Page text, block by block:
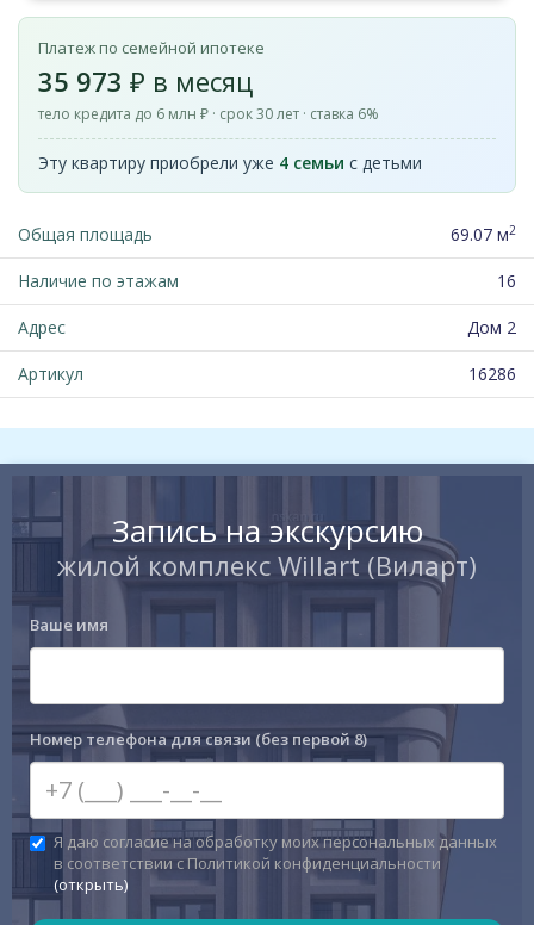
Платеж по семейной ипотеке
35 973 ₽ в месяц
тело кредита до 6 млн ₽ · срок 30 лет · ставка 6%
Эту квартиру приобрели уже 4 семьи с детьми
Общая площадь 69.07 м2
Наличие по этажам 16
Адрес Дом 2
Артикул 16286
Запись на экскурсию
жилой комплекс Willart (Виларт)
Ваше имя
Номер телефона для связи (без первой 8)
Я даю согласие на обработку моих персональных данных
в соответствии с Политикой конфиденциальности
(открыть)